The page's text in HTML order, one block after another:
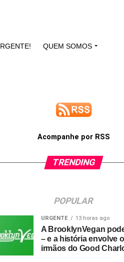
QUEM SOMOS
Acompanhe por RSS
TRENDING
POPULAR
URGENTE 13 horas ago
A BrooklynVegan
– e a história envolve
irmãos do Good